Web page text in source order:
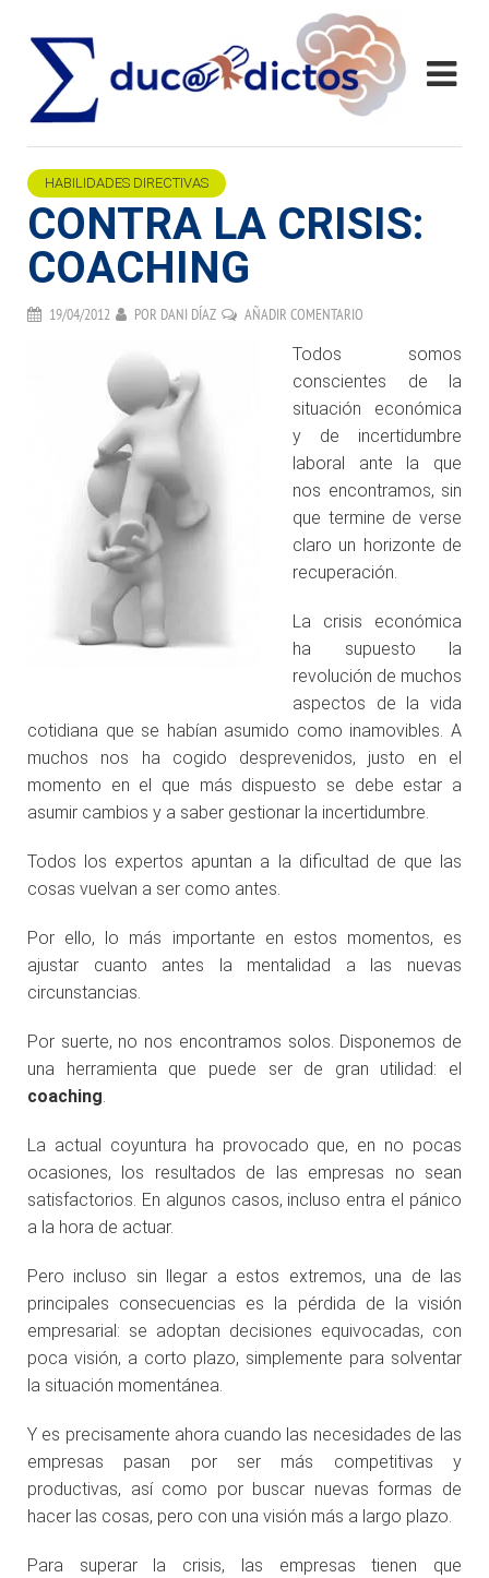
HABILIDADES DIRECTIVAS
CONTRA LA CRISIS:
COACHING
19/04/2012 POR DANI DÍAZ AÑADIR COMENTARIO
Todos somos
conscientes de la
situación económica
y de incertidumbre
laboral ante la que
nos encontramos, sin
que termine de verse
claro un horizonte de
recuperación.
La crisis económica
ha supuesto la
revolución de muchos
aspectos de la vida
cotidiana que se habían asumido como inamovibles. A
muchos nos ha cogido desprevenidos, justo en el
momento en el que más dispuesto se debe estar a
asumir cambios y a saber gestionar la incertidumbre.
Todos los expertos apuntan a la dificultad de que las
cosas vuelvan a ser como antes.
Por ello, lo más importante en estos momentos, es
ajustar cuanto antes la mentalidad a las nuevas
circunstancias.
Por suerte, no nos encontramos solos. Disponemos de
una herramienta que puede ser de gran utilidad: el
coaching.
La actual coyuntura ha provocado que, en no pocas
ocasiones, los resultados de las empresas no sean
satisfactorios. En algunos casos, incluso entra el pánico
a la hora de actuar.
Pero incluso sin llegar a estos extremos, una de las
principales consecuencias es la pérdida de la visión
empresarial: se adoptan decisiones equivocadas, con
poca visión, a corto plazo, simplemente para solventar
la situación momentánea.
Y es precisamente ahora cuando las necesidades de las
empresas pasan por ser más competitivas y
productivas, así como por buscar nuevas formas de
hacer las cosas, pero con una visión más a largo plazo.
Para superar la crisis, las empresas tienen que